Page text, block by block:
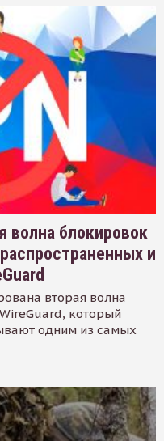
волна блокировок
и
вторая волна
который
одним из самых